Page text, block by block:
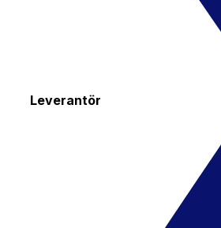
Leverantör